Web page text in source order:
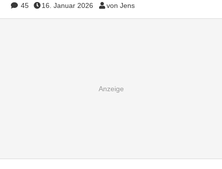
45 16. Januar 2026 von Jens